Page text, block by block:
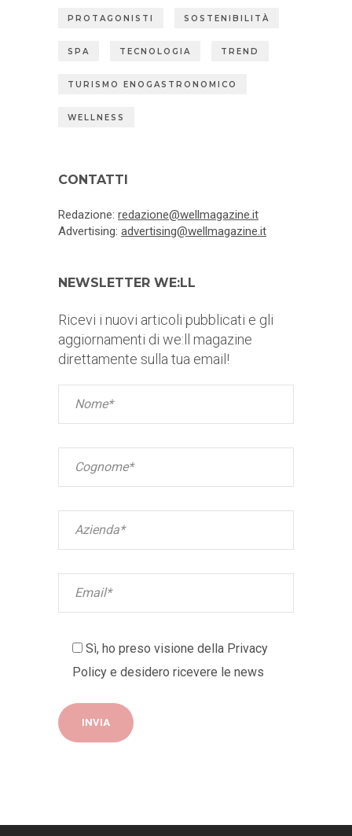
PROTAGONISTI SOSTENIBILITÀ
SPA TECNOLOGIA TREND
TURISMO ENOGASTRONOMICO
WELLNESS
CONTATTI
Redazione: redazione@wellmagazine.it
Advertising: advertising@wellmagazine.it
NEWSLETTER WE:LL
Ricevi i nuovi articoli pubblicati e gli
aggiornamenti di we:ll magazine
direttamente sulla tua email!
Sì, ho preso visione della Privacy
Policy e desidero ricevere le news